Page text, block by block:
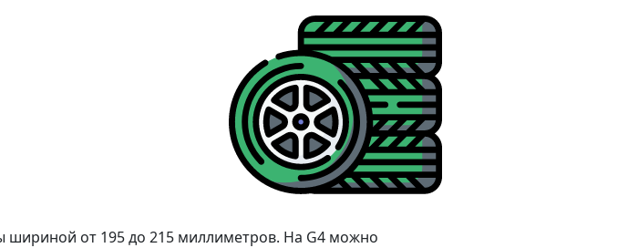
шириной от 195 до 215 миллиметров. На G4 можно